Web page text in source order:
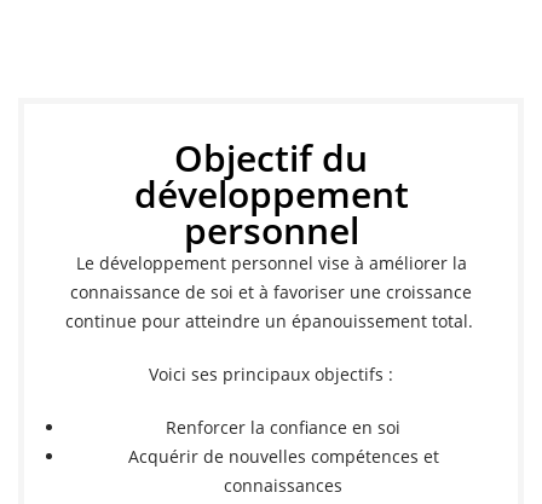
Objectif du
développement
personnel
Le développement personnel vise à améliorer la
connaissance de soi et à favoriser une croissance
continue pour atteindre un épanouissement total.
Voici ses principaux objectifs :
Renforcer la confiance en soi
Acquérir de nouvelles compétences et
connaissances